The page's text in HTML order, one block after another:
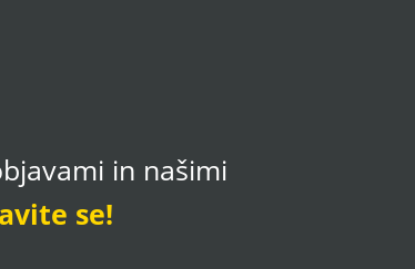
in našimi
se!